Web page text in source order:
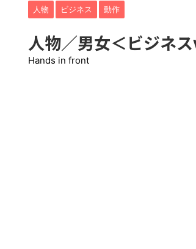
人物 ビジネス 動作
人物／男女＜ビジネ
Hands in front